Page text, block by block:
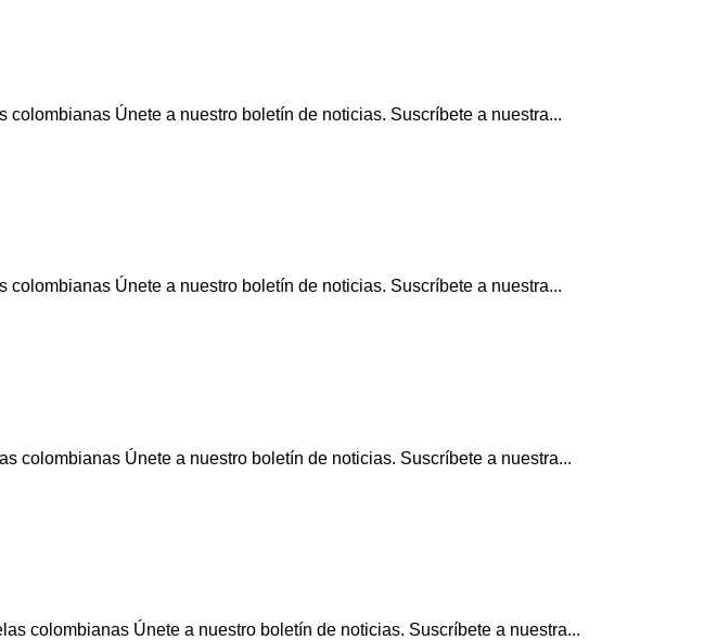
Únete a nuestro boletín de noticias. Suscríbete a nuestra...
Únete a nuestro boletín de noticias. Suscríbete a nuestra...
colombianas Únete a nuestro boletín de noticias. Suscríbete a nuestra...
colombianas Únete a nuestro boletín de noticias. Suscríbete a nuestra...